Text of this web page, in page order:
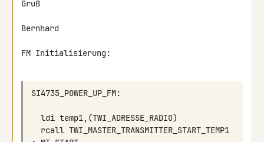
Gruß
Bernhard
FM Initialisierung: